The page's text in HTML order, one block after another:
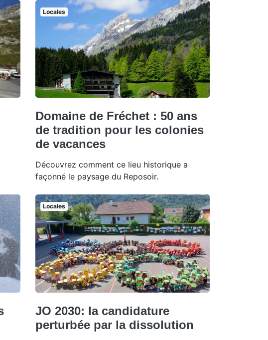
Locales
Domaine de Fréchet : 50 ans
de tradition pour les colonies
de vacances
Découvrez comment ce lieu historique a
façonné le paysage du Reposoir.
Locales
JO 2030: la candidature
perturbée par la dissolution